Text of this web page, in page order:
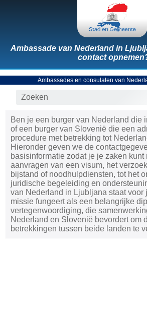
Ambassade van Nederland in
contact
Ambassades en consulaten van
Ben je een burger van Nederland die
of een burger van Slovenië die een
procedure met betrekking tot
Hieronder geven we de
basisinformatie zodat je je zaken kunt
aanvragen van een visum, het
bijstand of noodhulpdiensten, tot het
juridische begeleiding en
van Nederland in Ljubljana staat voor
missie fungeert als een belangrijke
vertegenwoordiging, die
Nederland en Slovenië bevordert om
betrekkingen tussen beide landen te